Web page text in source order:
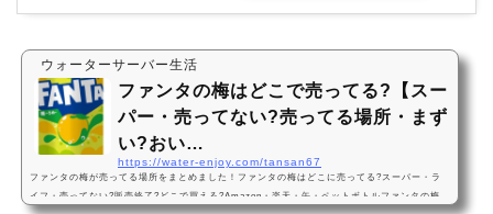
ウォーターサーバー生活
ファンタの梅はどこで売ってる?【スー
パー・売ってない?売ってる場所・まず
い?おい…
https://water-enjoy.com/tansan67
ファンタの梅が売ってる場所をまとめました！ファンタの梅はどこに売ってる?スーパー・ラ
イフ・売ってない?販売終了?どこで買える?Amazon・楽天・缶・ペットボトルファンタの梅